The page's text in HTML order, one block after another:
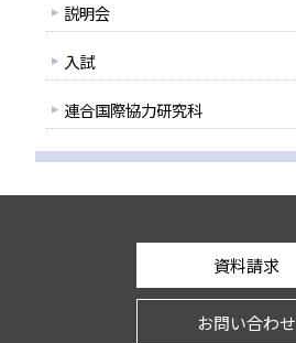
説明会
入試
連合国際協力研究科
資料請求
お問い合わせ